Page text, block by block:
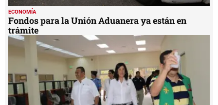
ECONOMÍA
Fondos para la Unión Aduanera ya están en
trámite